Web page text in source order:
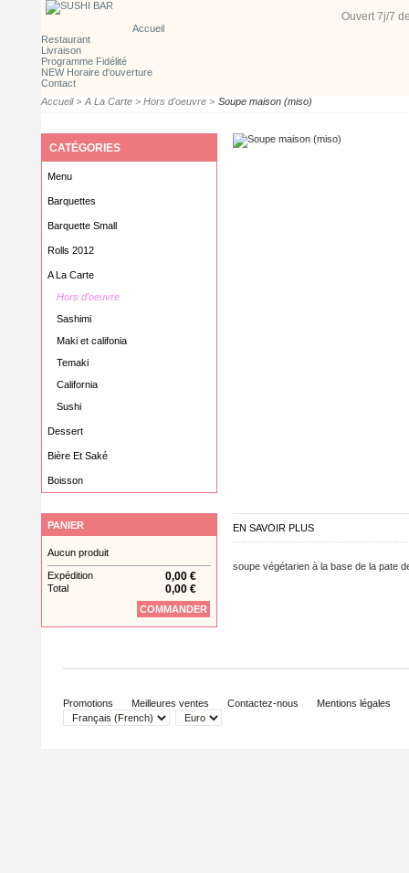
Ouvert 7j/7
Accueil
Restaurant
Livraison
Programme Fidélité
NEW Horaire d'ouverture
Contact
Accueil > A La Carte > Hors d'oeuvre > Soupe maison (miso)
EN SAVOIR PLUS
soupe végétarien à la base de la pate
CATÉGORIES
Menu
Barquettes
Barquette Small
Rolls 2012
A La Carte
Hors d'oeuvre
Sashimi
Maki et califonia
Temaki
California
Sushi
Dessert
Bière Et Saké
Boisson
PANIER
Aucun produit
Expédition 0,00 €
Total 0,00 €
COMMANDER
Promotions Meilleures ventes Contactez-nous Mentions légales